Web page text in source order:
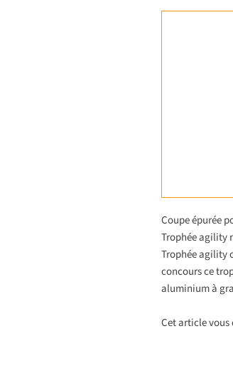
Coupe épurée
Trophée agility
Trophée agility
concours ce
aluminium à
Cet article